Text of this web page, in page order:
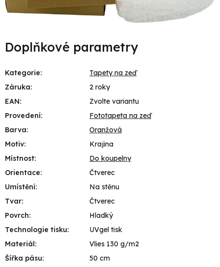
Doplňkové parametry
Kategorie:
Tapety na zeď
Záruka:
2 roky
EAN:
Zvolte variantu
Provedení:
Fototapeta na zeď
Barva:
Oranžová
Motiv:
Krajina
Místnost:
Do koupelny
Orientace:
Čtverec
Umístění:
Na stěnu
Tvar:
Čtverec
Povrch:
Hladký
Technologie tisku:
UVgel tisk
Materiál:
Vlies 130 g/m2
Šířka pásu:
50 cm